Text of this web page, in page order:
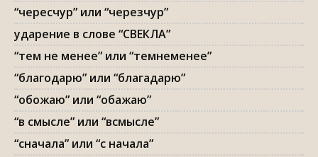
“чересчур” или “черезчур”
ударение в слове “СВЕКЛА”
“тем не менее” или “темнеменее”
“благодарю” или “благадарю”
“обожаю” или “обажаю”
“в смысле” или “всмысле”
“сначала” или “с начала”